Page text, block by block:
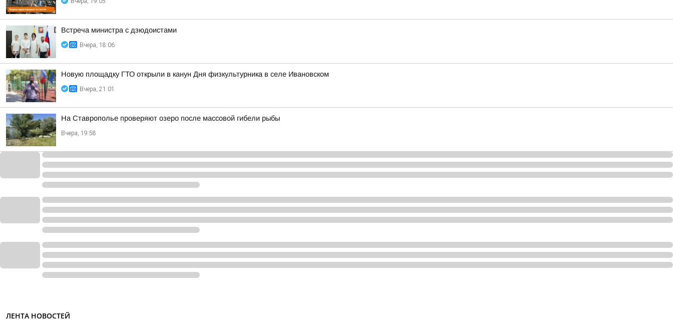
Встреча министра с дзюдоистами
Вчера, 18:06
Новую площадку ГТО открыли в канун Дня физкультурника в селе Ивановском
Вчера, 21:01
На Ставрополье проверяют озеро после массовой гибели рыбы
Вчера, 19:58
ЛЕНТА НОВОСТЕЙ